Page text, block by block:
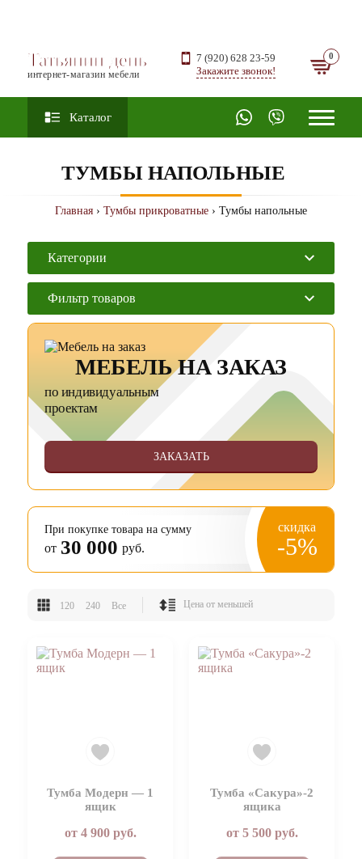
Татьянин день
интернет-магазин мебели
7 (920) 628 23-59
Закажите звонок!
Каталог
ТУМБЫ НАПОЛЬНЫЕ
Главная › Тумбы прикроватные › Тумбы напольные
Категории
Фильтр товаров
МЕБЕЛЬ НА ЗАКАЗ
по индивидуальным
проектам
ЗАКАЗАТЬ
При покупке товара на сумму
от 30 000 руб.
скидка
-5%
120 240 Все
Тумба Модерн — 1
ящик
от 4 900руб.
Тумба «Сакура»-2
ящика
от 5 500руб.